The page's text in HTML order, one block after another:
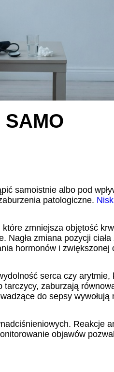
SAMO
samoistnie albo pod
patologiczne.
zmniejsza objętość
zmiana pozycji
hormonów i
serca czy
zaburzają
do sepsy
Reakcje
objawów